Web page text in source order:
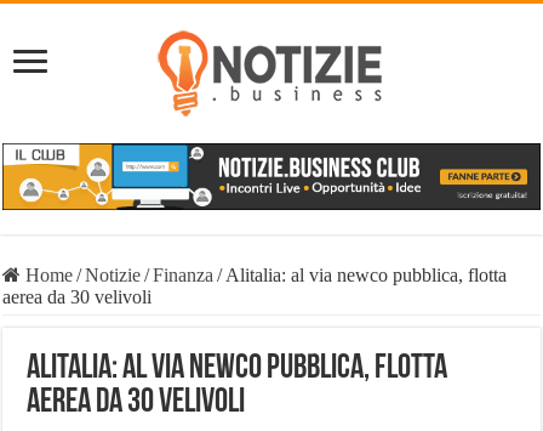
Home/Notizie/Finanza / Alitalia: al via newco pubblica, flotta
aerea da 30 velivoli
Alitalia: al via newco pubblica, flotta
aerea da 30 velivoli